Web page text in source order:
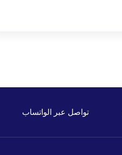
تواصل عبر الواتساب